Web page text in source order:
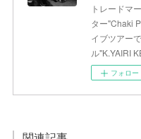
トレードマ
ター"Chaki
イブツアー
ル"K.YAIRI
フォロー